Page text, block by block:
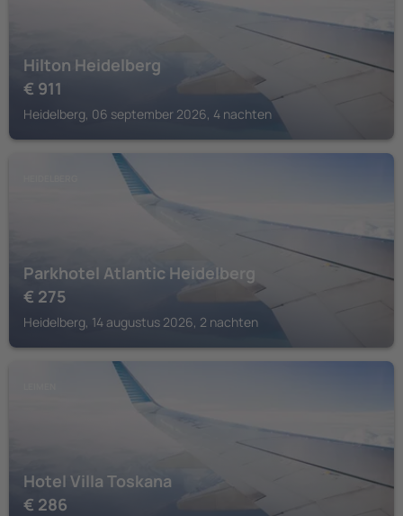
Hilton Heidelberg
€ 911
Heidelberg, 06 september 2026, 4 nachten
Parkhotel Atlantic Heidelberg
€ 275
Heidelberg, 14 augustus 2026, 2 nachten
Hotel Villa Toskana
€ 286